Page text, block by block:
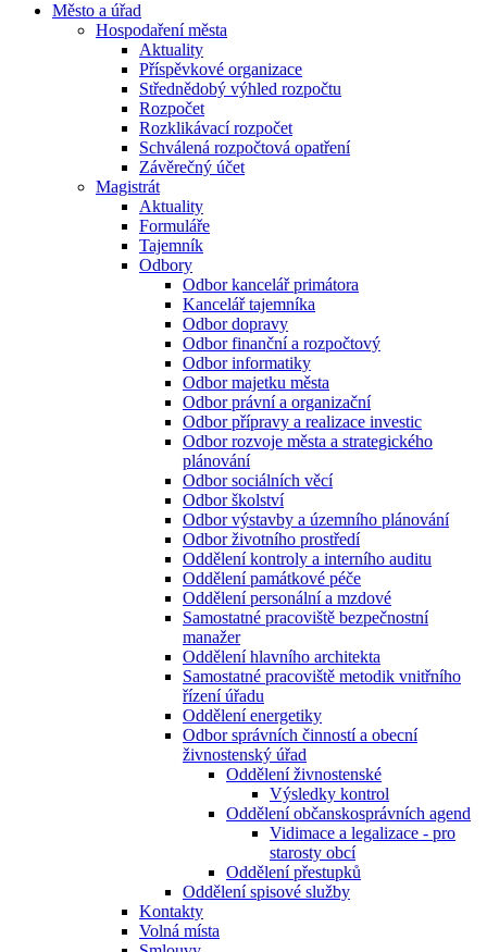
Město a úřad
Hospodaření města
Aktuality
Příspěvkové organizace
Střednědobý výhled rozpočtu
Rozpočet
Rozklikávací rozpočet
Schválená rozpočtová opatření
Závěrečný účet
Magistrát
Aktuality
Formuláře
Tajemník
Odbory
Odbor kancelář primátora
Kancelář tajemníka
Odbor dopravy
Odbor finanční a rozpočtový
Odbor informatiky
Odbor majetku města
Odbor právní a organizační
Odbor přípravy a realizace investic
Odbor rozvoje města a strategického
plánování
Odbor sociálních věcí
Odbor školství
Odbor výstavby a územního plánování
Odbor životního prostředí
Oddělení kontroly a interního auditu
Oddělení památkové péče
Oddělení personální a mzdové
Samostatné pracoviště bezpečnostní
manažer
Oddělení hlavního architekta
Samostatné pracoviště metodik vnitřního
řízení úřadu
Oddělení energetiky
Odbor správních činností a obecní
živnostenský úřad
Oddělení živnostenské
Výsledky kontrol
Oddělení občanskosprávních agend
Vidimace a legalizace - pro
starosty obcí
Oddělení přestupků
Oddělení spisové služby
Kontakty
Volná místa